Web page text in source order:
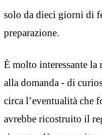
solo da dieci giorni di
preparazione.
È molto interessante la
alla domanda - di
circa l’eventualità che
avrebbe ricostruito il